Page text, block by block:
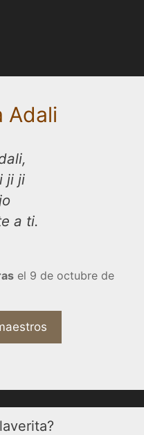
Adali
ji ji
a ti.
el 9 de octubre de